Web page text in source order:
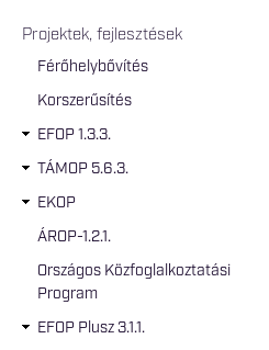
Projektek, fejlesztések
Férőhelybővítés
Korszerűsítés
EFOP 1.3.3.
TÁMOP 5.6.3.
EKOP
ÁROP-1.2.1.
Országos Közfoglalkoztatási
Program
EFOP Plusz 3.1.1.